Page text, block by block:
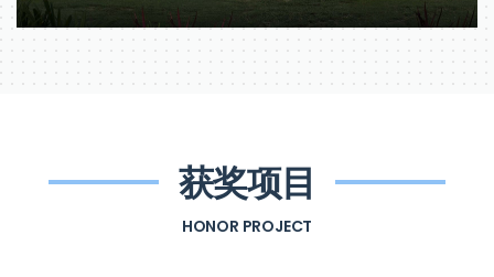
获奖项目
HONOR PROJECT